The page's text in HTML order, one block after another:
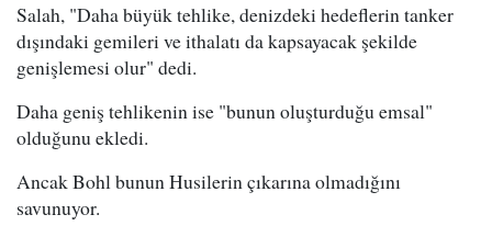
Salah, "Daha büyük tehlike, denizdeki hedeflerin tanker
dışındaki gemileri ve ithalatı da kapsayacak şekilde
genişlemesi olur" dedi.
Daha geniş tehlikenin ise "bunun oluşturduğu emsal"
olduğunu ekledi.
Ancak Bohl bunun Husilerin çıkarına olmadığını
savunuyor.